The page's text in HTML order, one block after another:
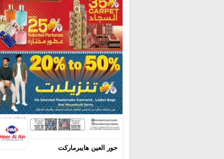
حور العين هايبرماركت